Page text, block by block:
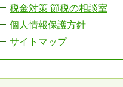
税金対策 節税の相談室
個人情報保護方針
サイトマップ